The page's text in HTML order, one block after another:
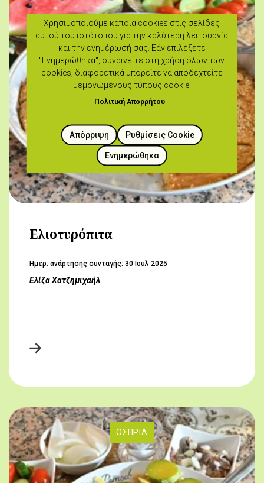
Ελιοτυρόπιτα
Hμερ. ανάρτησης συνταγής: 30 Ιουλ 2025
Ελίζα Χατζημιχαήλ
ΌΣΠΡΙΑ
Χρησιμοποιούμε κάποια cookies στις σελίδες
αυτού του ιστότοπου για την καλύτερη λειτουργία
και την ενημέρωσή σας. Εάν επιλέξετε
"Ενημερώθηκα", συναινείτε στη χρήση όλων των
cookies, διαφορετικά μπορείτε να αποδεχτείτε
μεμονωμένους τύπους cookie.
Πολιτική Απορρήτου
Ρυθμίσεις Cookie
Απόρριψη
Ενημερώθηκα